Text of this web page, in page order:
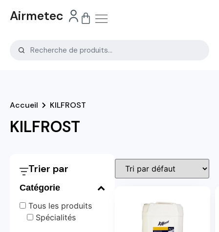
Airmetec
KILFROST
Accueil KILFROST
Trier par
Catégorie
Tous les produits
Spécialités